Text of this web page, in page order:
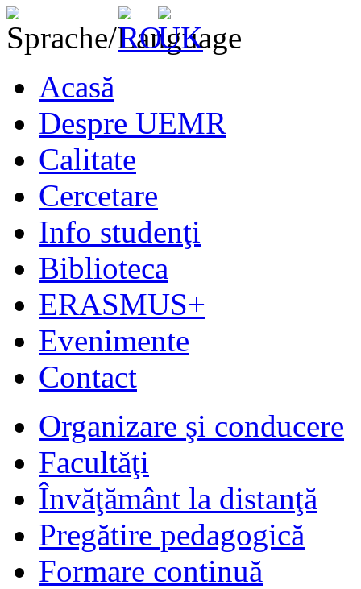
Acasă
Despre UEMR
Calitate
Cercetare
Info studenţi
Biblioteca
ERASMUS+
Evenimente
Contact
Organizare şi conducere
Facultăţi
Învăţământ la distanţă
Pregătire pedagogică
Formare continuă